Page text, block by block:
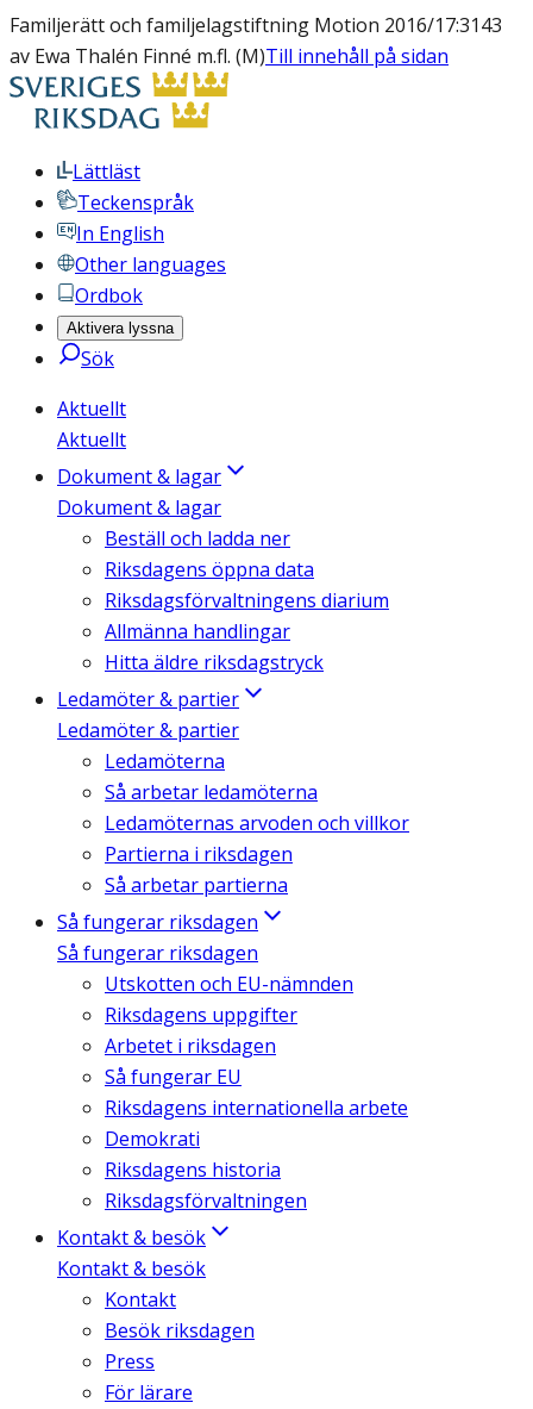
Familjerätt och familjelagstiftning Motion 2016/17:3143
av Ewa Thalén Finné m.fl. (M)Till innehåll på sidan
Lättläst
Teckenspråk
In English
Other languages
Ordbok
Aktivera lyssna
Sök
Aktuellt
Aktuellt
Dokument & lagar
Dokument & lagar
Beställ och ladda ner
Riksdagens öppna data
Riksdagsförvaltningens diarium
Allmänna handlingar
Hitta äldre riksdagstryck
Ledamöter & partier
Ledamöter & partier
Ledamöterna
Så arbetar ledamöterna
Ledamöternas arvoden och villkor
Partierna i riksdagen
Så arbetar partierna
Så fungerar riksdagen
Så fungerar riksdagen
Utskotten och EU-nämnden
Riksdagens uppgifter
Arbetet i riksdagen
Så fungerar EU
Riksdagens internationella arbete
Demokrati
Riksdagens historia
Riksdagsförvaltningen
Kontakt & besök
Kontakt & besök
Kontakt
Besök riksdagen
Press
För lärare